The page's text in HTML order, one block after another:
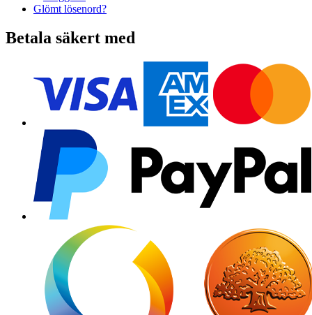
Glömt lösenord?
Betala säkert med